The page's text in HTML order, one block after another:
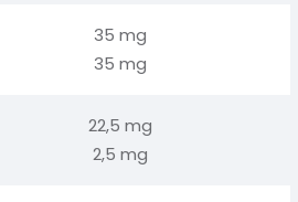
35 mg
35 mg
22,5 mg
2,5 mg